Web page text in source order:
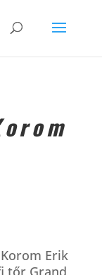
Erik
tőr Grand